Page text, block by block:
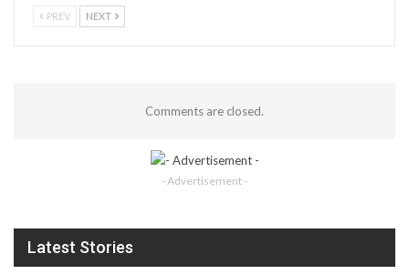
PREV NEXT
Comments are closed.
- Advertisement -
Latest Stories